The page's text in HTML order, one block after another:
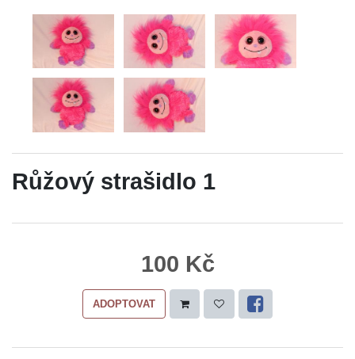
Růžový strašidlo 1
100 Kč
ADOPTOVAT